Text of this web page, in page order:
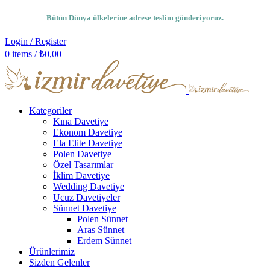
Bütün Dünya ülkelerine adrese teslim gönderiyoruz.
Login / Register
0 items / ₺0,00
Kategoriler
Kına Davetiye
Ekonom Davetiye
Ela Elite Davetiye
Polen Davetiye
Özel Tasarımlar
İklim Davetiye
Wedding Davetiye
Ucuz Davetiyeler
Sünnet Davetiye
Polen Sünnet
Aras Sünnet
Erdem Sünnet
Ürünlerimiz
Sizden Gelenler